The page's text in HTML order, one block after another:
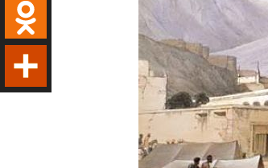
Twitter
Odnoklassniki